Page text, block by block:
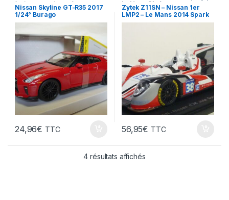
(voitures,camions ...)
Nissan Skyline GT-R35 2017
1/24° Burago
24,96€ TTC
Le Mans, F1 ...)
Zytek Z11SN – Nissan 1er
LMP2 – Le Mans 2014 Spark
1/43°
56,95€ TTC
4 résultats affichés